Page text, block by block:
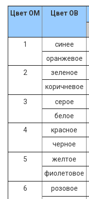
Цвет ОМ Цвет ОВ
1
синее
оранжевое
2
зеленое
коричневое
3
серое
белое
4
красное
черное
5
желтое
фиолетовое
6
розовое